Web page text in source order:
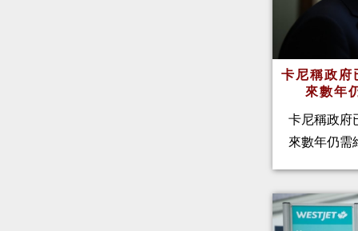
卡尼稱政府
來數年
卡尼稱政府
來數年仍需